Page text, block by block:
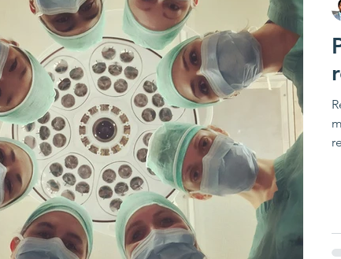
Procedimientos de Acabado Complicaciones y